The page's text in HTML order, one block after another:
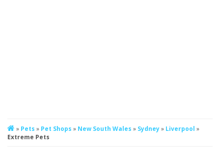
» Pets » Pet Shops » New South Wales » Sydney» Liverpool »
Extreme Pets